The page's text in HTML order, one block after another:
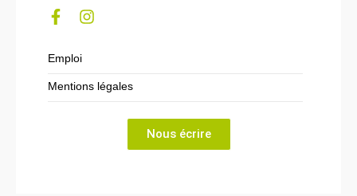
Emploi
Mentions légales
Nous écrire